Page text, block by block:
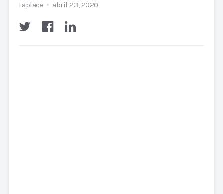
Laplace abril 23, 2020